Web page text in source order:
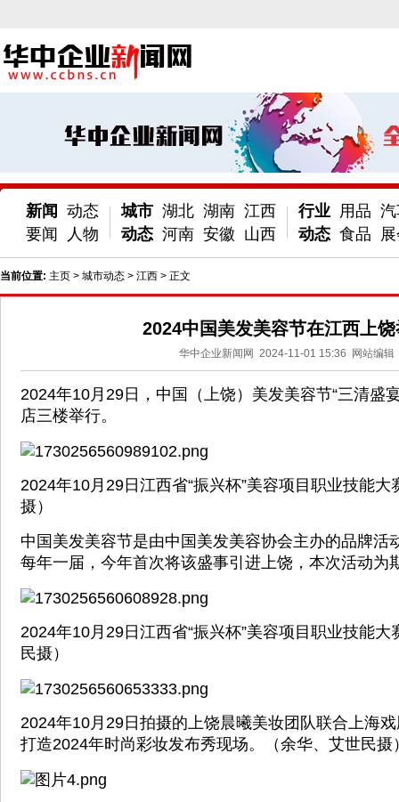
新闻
要闻
动态
人物
城市
动态
湖北 湖南 江西
河南 安徽 山西
行业
动态
用品
食品
当前位置: 主页 > 城市动态 > 江西 > 正文
2024中国美发美容节在江西上
华中企业新闻网 2024-11-01 15:36 网站编辑
2024年10月29日，中国（上饶）美发美容节“三清盛
店三楼举行。
2024年10月29日江西省“振兴杯”美容项目职业技能
摄）
中国美发美容节是由中国美发美容协会主办的品牌活
每年一届，今年首次将该盛事引进上饶，本次活动为
2024年10月29日江西省“振兴杯”美容项目职业技能
民摄）
2024年10月29日拍摄的上饶晨曦美妆团队联合上海
打造2024年时尚彩妆发布秀现场。（余华、艾世民摄